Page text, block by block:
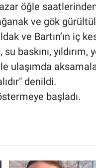
öğle
ve gök
ve Bartın’ın iç
baskını, yıldırım,
ulaşımda
denildi.
başladı.